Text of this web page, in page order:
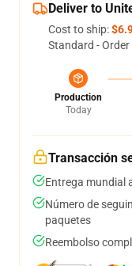
Deliver to
Cost to ship:
Standard -
Production
Today
Transacción
Entrega mundial
Número de
paquetes
Reembolso